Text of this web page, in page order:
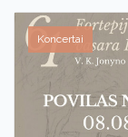
Koncertai